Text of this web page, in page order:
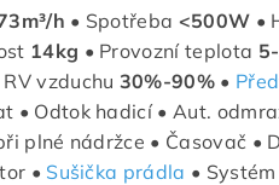
h • Spotřeba <500W •
14kg • Provozní teplota
vzduchu 30%-90% •
• Odtok hadicí • Aut.
plné nádržce • Časovač •
• Sušička prádla • S